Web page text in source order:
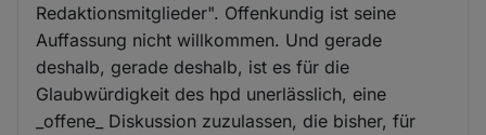
Redaktionsmitglieder". Offenkundig ist seine
Auffassung nicht willkommen. Und gerade
deshalb, gerade deshalb, ist es für die
Glaubwürdigkeit des hpd unerlässlich, eine
_offene_ Diskussion zuzulassen, die bisher, für